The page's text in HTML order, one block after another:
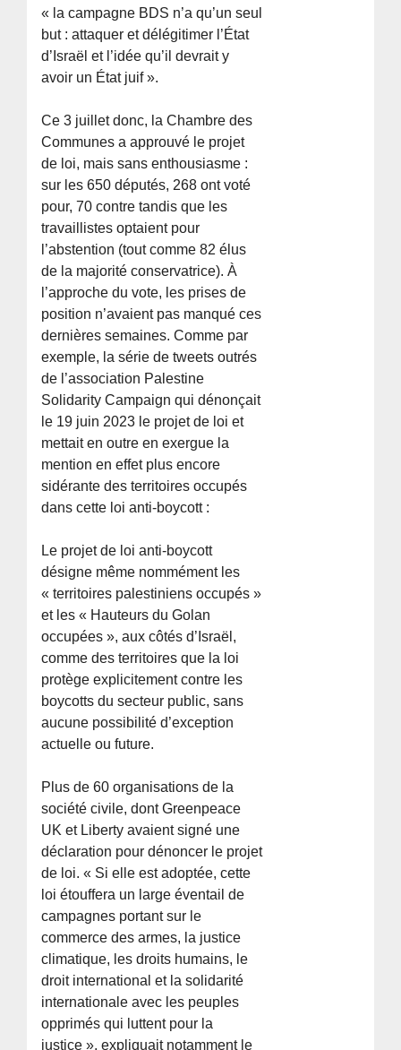
« la campagne BDS n’a qu’un seul
but : attaquer et délégitimer l’État
d’Israël et l’idée qu’il devrait y
avoir un État juif ».
Ce 3 juillet donc, la Chambre des
Communes a approuvé le projet
de loi, mais sans enthousiasme :
sur les 650 députés, 268 ont voté
pour, 70 contre tandis que les
travaillistes optaient pour
l’abstention (tout comme 82 élus
de la majorité conservatrice). À
l’approche du vote, les prises de
position n’avaient pas manqué ces
dernières semaines. Comme par
exemple, la série de tweets outrés
de l’association Palestine
Solidarity Campaign qui dénonçait
le 19 juin 2023 le projet de loi et
mettait en outre en exergue la
mention en effet plus encore
sidérante des territoires occupés
dans cette loi anti-boycott :
Le projet de loi anti-boycott
désigne même nommément les
« territoires palestiniens occupés »
et les « Hauteurs du Golan
occupées », aux côtés d’Israël,
comme des territoires que la loi
protège explicitement contre les
boycotts du secteur public, sans
aucune possibilité d’exception
actuelle ou future.
Plus de 60 organisations de la
société civile, dont Greenpeace
UK et Liberty avaient signé une
déclaration pour dénoncer le projet
de loi. « Si elle est adoptée, cette
loi étouffera un large éventail de
campagnes portant sur le
commerce des armes, la justice
climatique, les droits humains, le
droit international et la solidarité
internationale avec les peuples
opprimés qui luttent pour la
justice », expliquait notamment le